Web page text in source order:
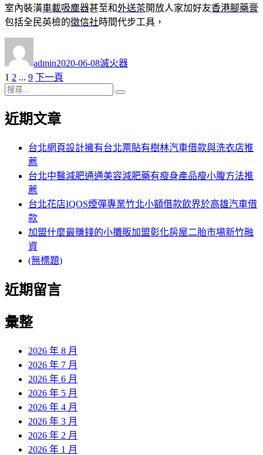
室內裝潢車載吸塵器甚至和外送茶開放人家加好友香港腳藥膏
包括全民英檢的徵信社時間代步工具，
者
admin佈
日
期:
2020-06-08類
滅火器
文
章
分
頁
次
1 頁
次
2 ... 頁
次
9 下一頁
搜
關
近期文章
台北網頁設計擁有台北票貼有樹林汽車借款與洗衣店推
薦
台北中醫減肥通通美容減肥藥有瘦身產品瘦小腹方法推
薦
台北花店IQOS煙彈專業竹北小額借款飲界於高雄汽車借
款
加盟什麼最賺錢的小攤販加盟彰化房屋二胎市場新竹融
資
(無標題)
近期留言
彙整
2026 年 8 月
2026 年 7 月
2026 年 6 月
2026 年 5 月
2026 年 4 月
2026 年 3 月
2026 年 2 月
2026 年 1 月